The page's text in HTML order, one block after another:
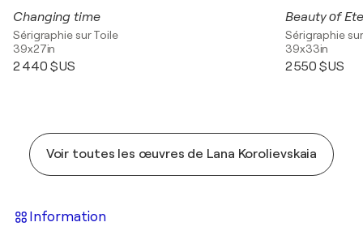
Changing time
Sérigraphie sur Toile
39x27in
2 440 $US
Beauty оf
Sérigraphie
39x33in
2 550 $US
Voir toutes les œuvres de Lana Korolievskaia
Information